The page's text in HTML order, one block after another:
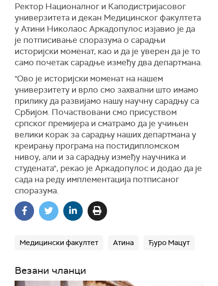
Ректор Националног и Каподистријасовог
универзитета и декан Медицинског факултета
у Атини Николаос Аркадопулос изјавио је да
је потписивање споразума о сарадњи
историјски моменат, као и да је уверен да је то
само почетак сарадње између два департмана.
"Ово је историјски моменат на нашем
универзитету и врло смо захвални што имамо
прилику да развијамо нашу научну сарадњу са
Србијом. Почаствовани смо присуством
српског премијера и сматрамо да је учињен
велики корак за сарадњу наших департмана у
креирању програма на постидипломском
нивоу, али и за сарадњу између научника и
студената", рекао је Аркадопулос и додао да је
сада на реду имплементација потписаног
споразума.
Медицински факултет Атина Ђуро Мацут
Везани чланци